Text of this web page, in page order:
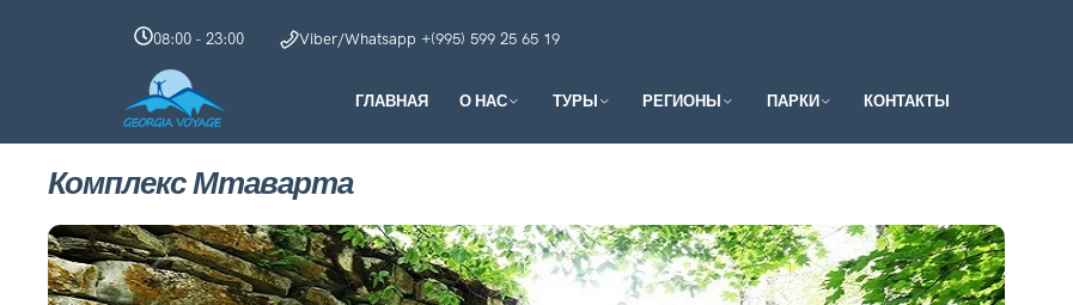
08:00 - 23:00 Viber/Whatsapp +(995) 599 25 65 19
ГЛАВНАЯ О НАС ТУРЫ РЕГИОНЫ ПАРКИ КОНТАКТЫ
Комплекс Мтаварта